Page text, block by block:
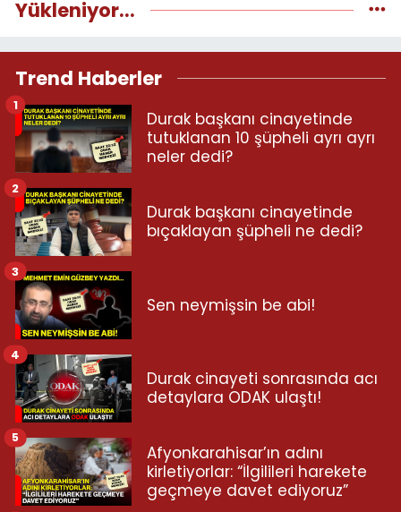
Yükleniyor...
Trend Haberler
Durak başkanı cinayetinde
tutuklanan 10 şüpheli ayrı ayrı
neler dedi?
1
Durak başkanı cinayetinde
bıçaklayan şüpheli ne dedi?
2
Sen neymişsin be abi!
3
Durak cinayeti sonrasında acı
detaylara ODAK ulaştı!
4
Afyonkarahisar’ın adını
kirletiyorlar: “İlgilileri harekete
geçmeye davet ediyoruz”
5